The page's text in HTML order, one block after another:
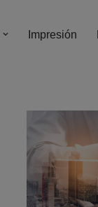
Impresión